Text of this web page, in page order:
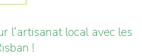
l’artisanat local avec les
!